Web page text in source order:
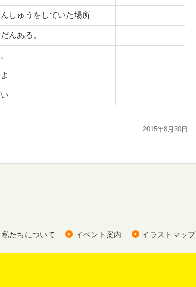
しゅうをしていた場所
んある。
2015年8月30日
私たちについて イベント案内 イラストマップ